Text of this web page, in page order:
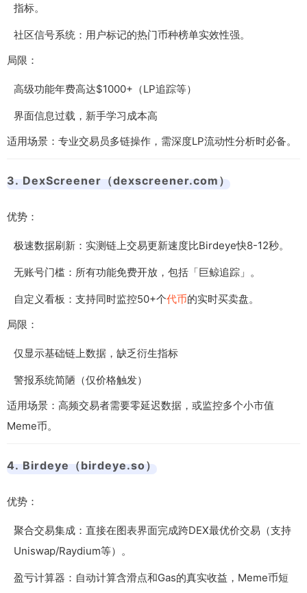
指标。
社区信号系统：用户标记的热门币种榜单实效性强。
局限：
高级功能年费高达$1000+（LP追踪等）
界面信息过载，新手学习成本高
适用场景：专业交易员多链操作，需深度LP流动性分析时必备。
3. DexScreener（dexscreener.com）
优势：
极速数据刷新：实测链上交易更新速度比Birdeye快8-12秒。
无账号门槛：所有功能免费开放，包括「巨鲸追踪」。
自定义看板：支持同时监控50+个代币的实时买卖盘。
局限：
仅显示基础链上数据，缺乏衍生指标
警报系统简陋（仅价格触发）
适用场景：高频交易者需要零延迟数据，或监控多个小市值
Meme币。
4. Birdeye（birdeye.so）
优势：
聚合交易集成：直接在图表界面完成跨DEX最优价交易（支持
Uniswap/Raydium等）。
盈亏计算器：自动计算含滑点和Gas的真实收益，Meme币短